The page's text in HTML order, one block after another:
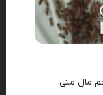
مال منی